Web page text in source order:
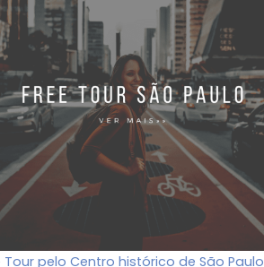
Tour pelo Centro histórico de São Paulo